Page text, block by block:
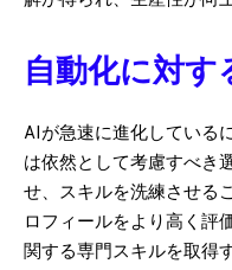
自動化に対す
AIが急速に進化している
は依然として考慮すべき
せ、スキルを洗練させる
ロフィールをより高く評
関する専門スキルを取得